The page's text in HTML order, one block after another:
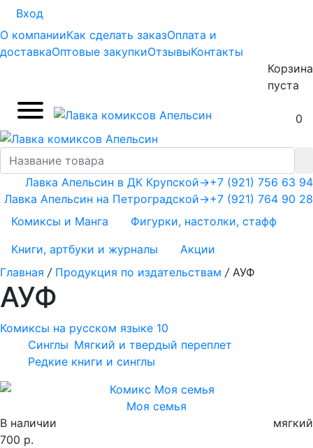
Вход
О компанииКак сделать заказОплата и
доставкаОптовые закупкиОтзывыКонтакты
Корзина
пуста
0
+7 (921) 756 63 94
+7 (921) 764 90 28
Лавка Апельсин в ДК Крупской→
Лавка Апельсин на Петроградской→
Комиксы и Манга
Фигурки, настолки, стафф
Книги, артбуки и журналы
Акции
Главная / Продукция по издательствам / АУФ
АУФ
Комиксы на русском языке 10
Синглы Мягкий и твердый переплет
Редкие книги и синглы
Моя семья
В наличии
мягкий
700 р.